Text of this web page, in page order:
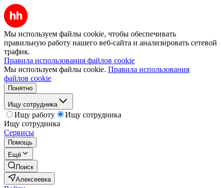
Мы используем файлы cookie, чтобы обеспечивать
правильную работу нашего веб-сайта и анализировать сетевой
трафик.
Правила использования файлов cookie
Мы используем файлы cookie. Правила использования
файлов cookie
Понятно
Ищу сотрудника
Ищу работу
Ищу сотрудника
Ищу сотрудника
Сервисы
Помощь
Ещё
Поиск
Алексеевка